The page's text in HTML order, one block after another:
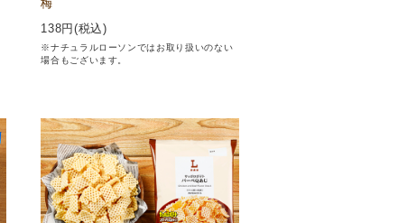
梅
138円(税込)
※ナチュラルローソンではお取り扱いのない
場合もございます。